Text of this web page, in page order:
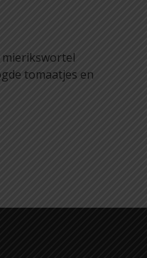
tomaatjes en